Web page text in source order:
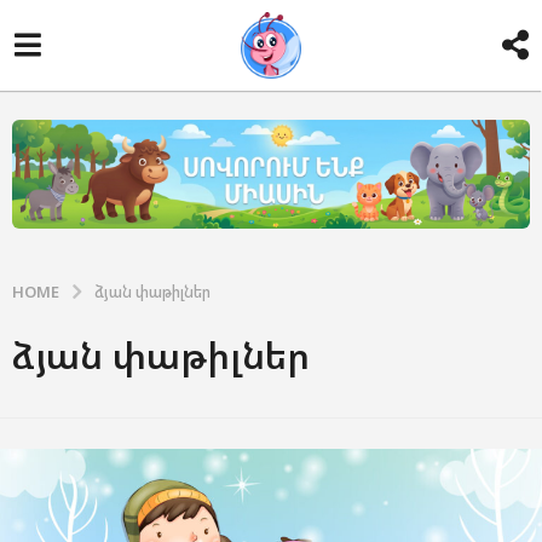
HOME ձյան փաթիլներ
ձյան փաթիլներ